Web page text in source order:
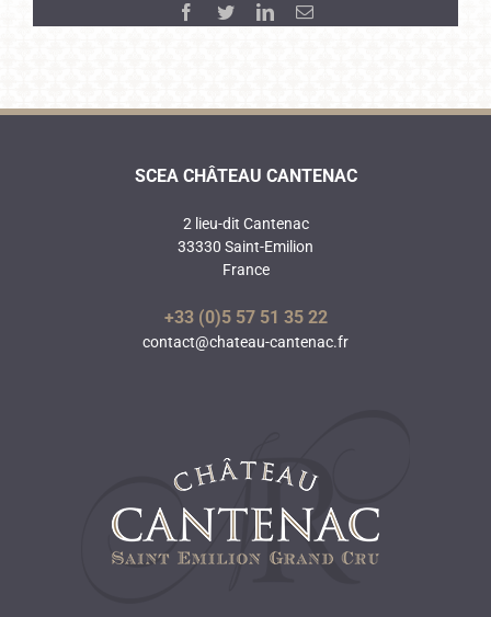
Facebook
TwitterLinkedInEmail
SCEA CHÂTEAU CANTENAC
2 lieu-dit Cantenac
33330 Saint-Emilion
France
+33 (0)5 57 51 35 22
contact@chateau-cantenac.fr